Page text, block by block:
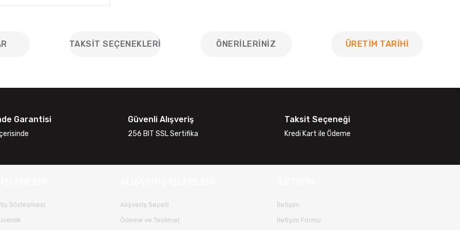
TAKSIT SEÇENEKLERI ÖNERILERINIZ ÜRETİM TARİHİ
Garantisi Güvenli Alışveriş
256 BIT SSL Sertifika
Taksit Seçeneği
Kredi Kart ile Ödeme
Sözleşmesi
Alışveriş Sepeti
Ödeme ve Teslimat
İletişim
İletişim Formu